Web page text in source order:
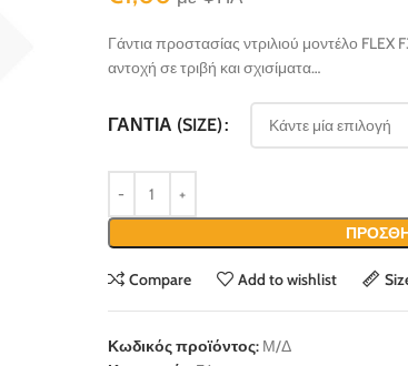
Γάντια προστασίας ντριλιού μοντέλο FLEX
αντοχή σε τριβή και σχισίματα…
ΓΆΝΤΙΑ (SIZE)
Compare Add to wishlist
Κωδικός προϊόντος: Μ/Δ